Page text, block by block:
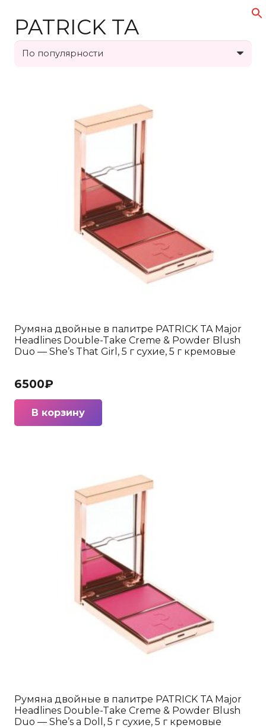
PATRICK TA
Румяна двойные в палитре PATRICK TA Major
Headlines Double-Take Creme & Powder Blush
Duo — She’s That Girl, 5 г сухие, 5 г кремовые
6500₽
В корзину
Румяна двойные в палитре PATRICK TA Major
Headlines Double-Take Creme & Powder Blush
Duo — She’s a Doll, 5 г сухие, 5 г кремовые